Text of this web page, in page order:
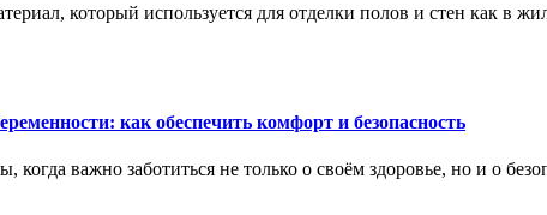
который используется для отделки полов и стен как в
как обеспечить комфорт и безопасность
важно заботиться не только о своём здоровье, но и о